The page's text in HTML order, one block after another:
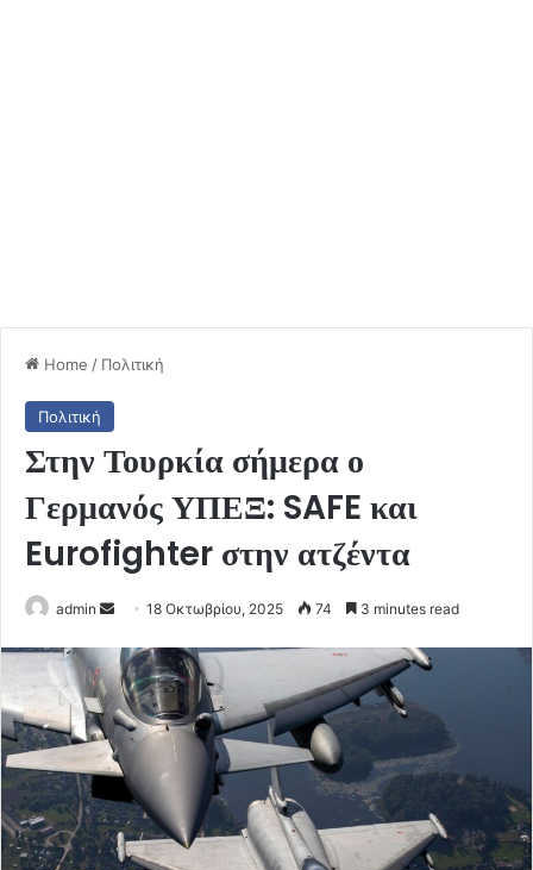
Home / Πολιτική
Πολιτική
Στην Τουρκία σήμερα ο
Γερμανός ΥΠΕΞ: SAFE και
Eurofighter στην ατζέντα
admin
Send
email
18 Οκτωβρίου, 2025 74 3 minutes read